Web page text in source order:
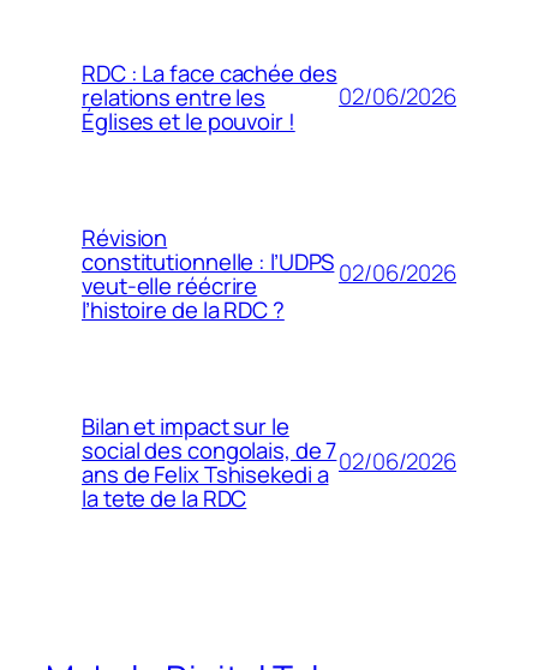
RDC : La face cachée des
relations entre les
Églises et le pouvoir !
02/06/2026
Révision
constitutionnelle : l’UDPS
veut-elle réécrire
l’histoire de la RDC ?
02/06/2026
Bilan et impact sur le
social des congolais, de 7
ans de Felix Tshisekedi a
la tete de la RDC
02/06/2026